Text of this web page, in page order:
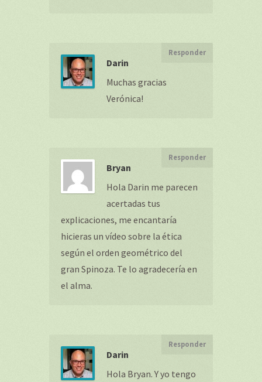
Darin
Responder
Muchas gracias
Verónica!
Bryan
Responder
Hola Darin me parecen
acertadas tus
explicaciones, me encantaría
hicieras un vídeo sobre la ética
según el orden geométrico del
gran Spinoza. Te lo agradecería en
el alma.
Darin
Responder
Hola Bryan. Y yo tengo